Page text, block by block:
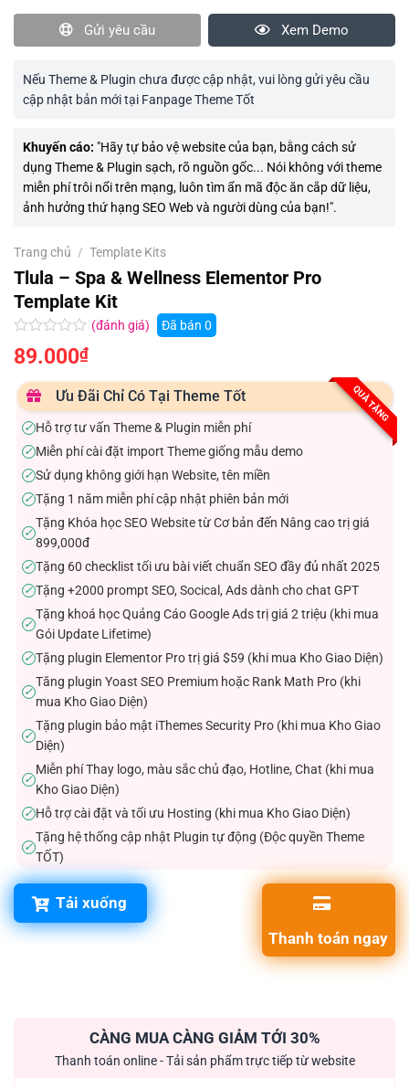
Gửi yêu cầu Xem Demo
Nếu Theme & Plugin chưa được cập nhật, vui lòng gửi yêu cầu
cập nhật bản mới tại Fanpage Theme Tốt
Khuyến cáo: "Hãy tự bảo vệ website của bạn, bằng cách sử
dụng Theme & Plugin sạch, rõ nguồn gốc... Nói không với theme
miễn phí trôi nổi trên mạng, luôn tìm ẩn mã độc ăn cắp dữ liệu,
ảnh hưởng thứ hạng SEO Web và người dùng của bạn!".
Trang chủ / Template Kits
Tlula – Spa & Wellness Elementor Pro
Template Kit
Được
xếp
0.0
5
sao
(đánh giá) Đã bán 0
89.000₫
QUÀ TẶNG
Ưu Đãi Chỉ Có Tại Theme Tốt
✓Hỗ trợ tư vấn Theme & Plugin miễn phí
✓Miễn phí cài đặt import Theme giống mẫu demo
✓Sử dụng không giới hạn Website, tên miền
✓Tặng 1 năm miễn phí cập nhật phiên bản mới
✓
Tặng Khóa học SEO Website từ Cơ bản đến Nâng cao trị giá
899,000đ
✓Tặng 60 checklist tối ưu bài viết chuẩn SEO đầy đủ nhất 2025
✓Tặng +2000 prompt SEO, Socical, Ads dành cho chat GPT
✓
Tặng khoá học Quảng Cáo Google Ads trị giá 2 triệu (khi mua
Gói Update Lifetime)
✓Tặng plugin Elementor Pro trị giá $59 (khi mua Kho Giao Diện)
✓
Tăng plugin Yoast SEO Premium hoặc Rank Math Pro (khi
mua Kho Giao Diện)
✓
Tặng plugin bảo mật iThemes Security Pro (khi mua Kho Giao
Diện)
✓
Miễn phí Thay logo, màu sắc chủ đạo, Hotline, Chat (khi mua
Kho Giao Diện)
✓Hỗ trợ cài đặt và tối ưu Hosting (khi mua Kho Giao Diện)
✓
Tặng hệ thống cập nhật Plugin tự động (Độc quyền Theme
TỐT)
Tải xuống
Thanh toán ngay
CÀNG MUA CÀNG GIẢM TỚI 30%
Thanh toán online - Tải sản phẩm trực tiếp từ website